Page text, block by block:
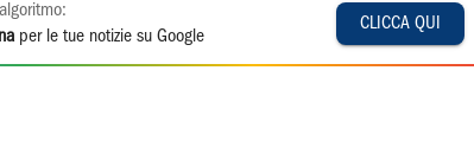
per le tue notizie su Google
CLICCA QUI